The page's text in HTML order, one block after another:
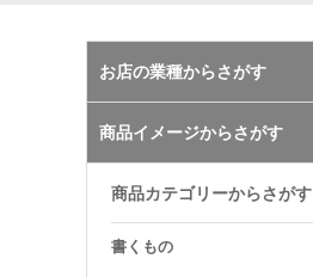
お店の業種からさがす
商品イメージからさがす
商品カテゴリーからさがす
書くもの